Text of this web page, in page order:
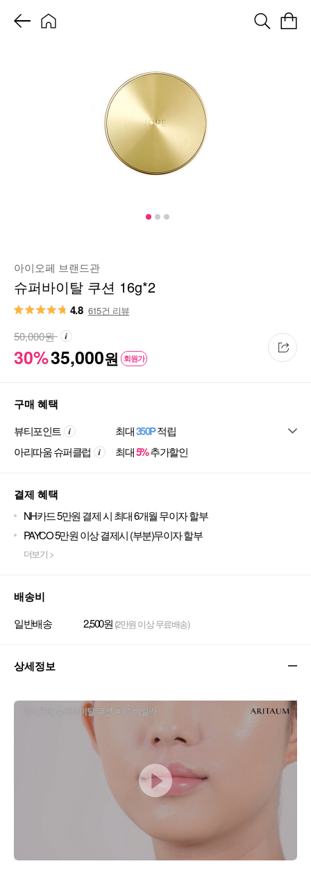
아이오페 브랜드관
슈퍼바이탈 쿠션 16g*2
4.8 615건 리뷰
30%35,000원 회원가
50,000원
구매 혜택
뷰티포인트 최대350P적립
아리따움 슈퍼클럽
최대5%추가할인
결제 혜택
NH카드 5만원 결제 시 최대 6개월 무이자 할부
PAYCO 5만원 이상 결제시 (부분)무이자 할부
더보기 >
배송비
일반배송 2,500원 (2만원 이상 무료배송)
상세정보